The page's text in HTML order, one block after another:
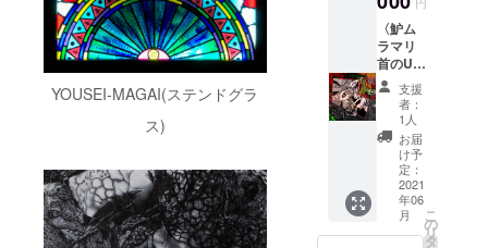
YOUSEI-MAGAI(ステンドグラ
ス)
中のゴ
ロー在
廊日で
個別に
調整し
ます。
※カット
のご予
約はご
支援い
ただい
た方の
中から
先着順
による
手製ビ
ンのな
かに
入って
いま
す。（6
～7月に
配送予
定で
す）※送
料込み
※画像は
ビン部
〈魲ム
ラマリ
首のUV
プリン
ト〉 魲
ムラマ
リ首の
作品を
UVプリ
ントで
出力し
たもの
をお送
支援
者：
1人
お届
け予
定：
2021
年06
月
こ
の
リ
タ